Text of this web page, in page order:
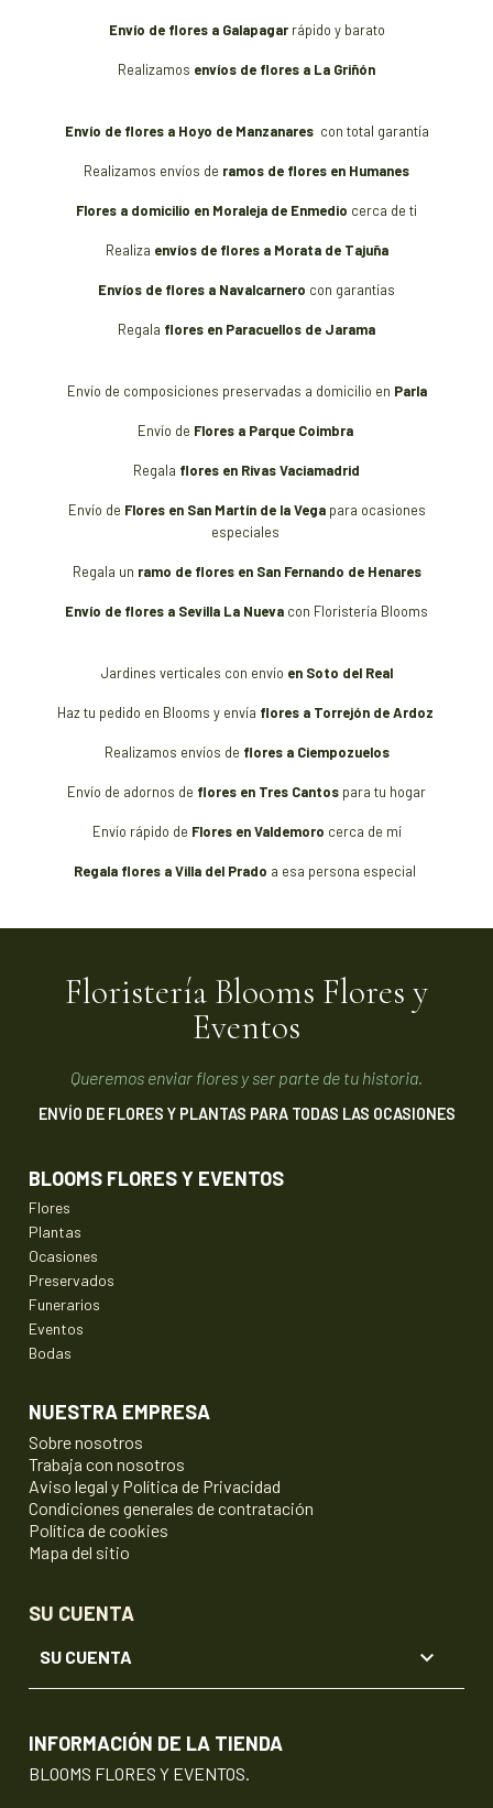
Envío de flores a Galapagar rápido y barato
Realizamos envíos de flores a La Griñón
Envío de flores a Hoyo de Manzanares con total garantía
Realizamos envíos de ramos de flores en Humanes
Flores a domicilio en Moraleja de Enmedio cerca de ti
Realiza envíos de flores a Morata de Tajuña
Envíos de flores a Navalcarnero con garantías
Regala flores en Paracuellos de Jarama
Envío de composiciones preservadas a domicilio en Parla
Envío de Flores a Parque Coimbra
Regala flores en Rivas Vaciamadrid
Envío de Flores en San Martín de la Vega para ocasiones
especiales
Regala un ramo de flores en San Fernando de Henares
Envío de flores a Sevilla La Nueva con Floristería Blooms
Jardines verticales con envío en Soto del Real
Haz tu pedido en Blooms y envía flores a Torrejón de Ardoz
Realizamos envíos de flores a Ciempozuelos
Envío de adornos de flores en Tres Cantos para tu hogar
Envío rápido de Flores en Valdemoro cerca de mí
Regala flores a Villa del Prado a esa persona especial
Floristería Blooms Flores y
Eventos
Queremos enviar flores y ser parte de tu historia.
ENVÍO DE FLORES Y PLANTAS PARA TODAS LAS OCASIONES
BLOOMS FLORES Y EVENTOS
Flores
Plantas
Ocasiones
Preservados
Funerarios
Eventos
Bodas
NUESTRA EMPRESA
Sobre nosotros
Trabaja con nosotros
Aviso legal y Política de Privacidad
Condiciones generales de contratación
Política de cookies
Mapa del sitio
SU CUENTA
SU CUENTA 
INFORMACIÓN DE LA TIENDA
BLOOMS FLORES Y EVENTOS.